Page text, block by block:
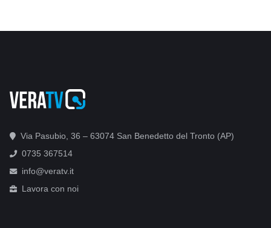
Via Pasubio, 36 – 63074 San Benedetto del Tronto (AP)
0735 367514
info@veratv.it
Lavora con noi